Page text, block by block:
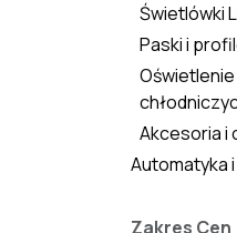
Świetlówki
Paski i
Akcesoria i
Automatyka
Zakres Cen